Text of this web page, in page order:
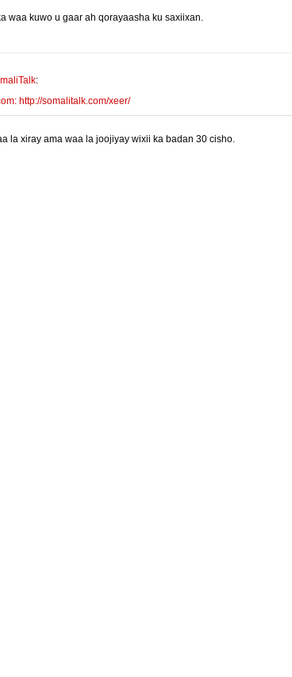
waa kuwo u gaar ah qorayaasha ku saxiixan.
:
http://somalitalk.com/xeer/
la xiray ama waa la joojiyay wixii ka badan 30 cisho.